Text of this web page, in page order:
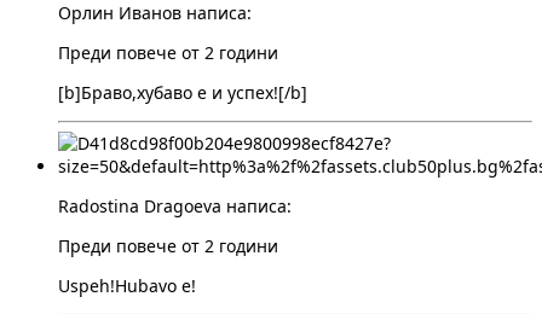
Орлин Иванов написа:
Преди повече от 2 години
[b]Браво,хубаво е и успех![/b]
Radostina Dragoeva написа:
Преди повече от 2 години
Uspeh!Hubavo e!